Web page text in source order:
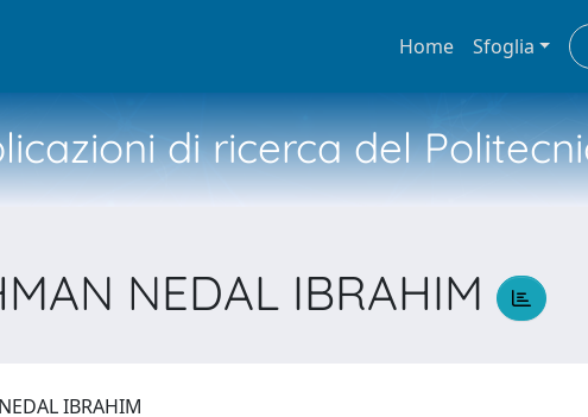
Home Sfoglia
di ricerca del
NEDAL IBRAHIM
IBRAHIM